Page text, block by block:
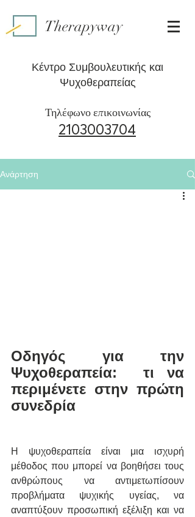
Therapyway
Κέντρο Συμβουλευτικής και
Ψυχοθεραπείας
Τηλέφωνο επικοινωνίας
2103003704
Ανάρτηση
Οδηγός για την
Ψυχοθεραπεία:  τι να
περιμένετε στην πρώτη
συνεδρία
Η ψυχοθεραπεία είναι μια ισχυρή
μέθοδος που μπορεί να βοηθήσει τους
ανθρώπους να αντιμετωπίσουν
προβλήματα ψυχικής υγείας, να
αναπτύξουν προσωπική εξέλιξη και να